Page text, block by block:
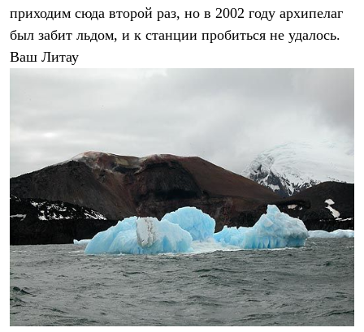
Баск сегодня
История
Отцы основатели
Производство
Команда Баск
Сотрудничество
Дилерам
Стать дилером
Корпоративным клиентам
Услуги
Медиа
приходим сюда второй раз, но в 2002 году архипелаг
был забит льдом, и к станции пробиться не удалось.
Ваш Литау